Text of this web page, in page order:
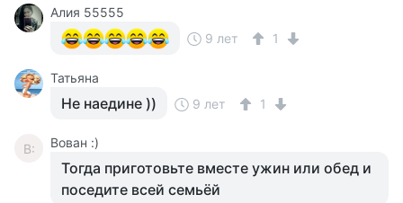
Алия 55555
9 лет
1
Татьяна
Не наедине )) 9 лет 1
В: Вован :)
Тогда приготовьте вместе ужин или обед и
поседите всей семьёй